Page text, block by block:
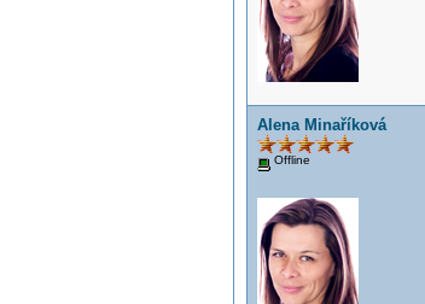
Alena Minaříková
Offline